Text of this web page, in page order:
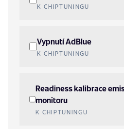
K CHIPTUNINGU
Vypnutí AdBlue
K CHIPTUNINGU
Readiness kalibrace
monitoru
K CHIPTUNINGU